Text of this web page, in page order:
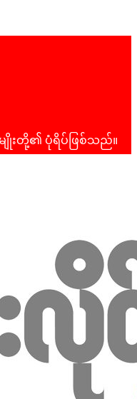
းတို့၏ ပုံရိပ်ဖြစ်သည်။